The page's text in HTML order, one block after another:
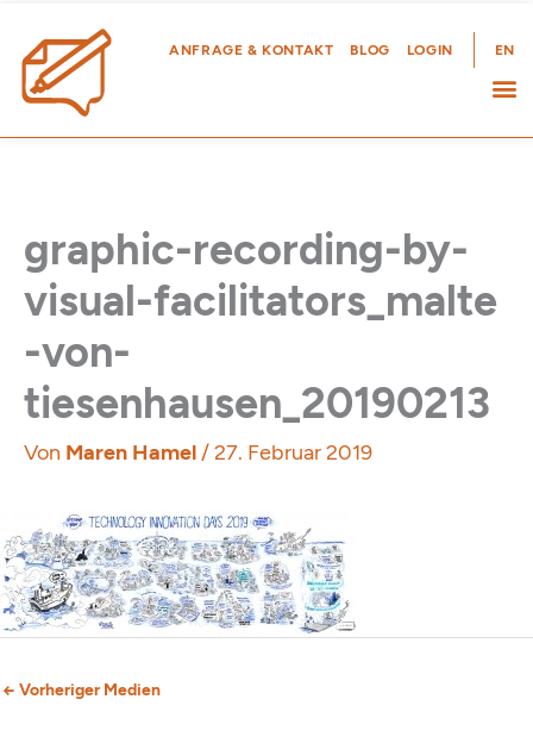
Inhalt
springen
ANFRAGE & KONTAKT BLOG LOGIN EN
graphic-recording-by-
visual-facilitators_malte
-von-
tiesenhausen_20190213
Von Maren Hamel/27. Februar 2019
← Vorheriger Medien